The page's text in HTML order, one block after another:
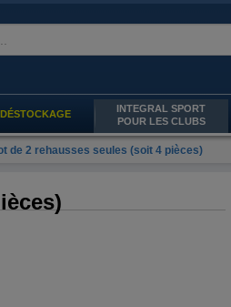
DÉSTOCKAGE
INTEGRAL SPORT
POUR LES CLUBS
de 2 rehausses seules (soit 4 pièces)